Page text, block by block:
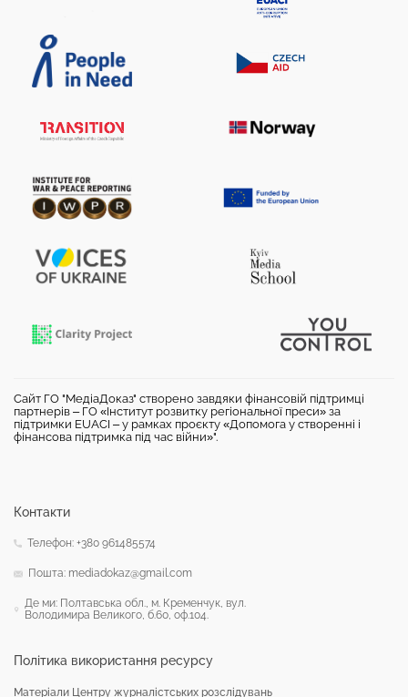
Сайт ГО "МедіаДоказ" створено завдяки фінансовій підтримці
партнерів – ГО «Інститут розвитку регіональної преси» за
підтримки EUACI – у рамках проєкту «Допомога у створенні і
фінансова підтримка під час війни»".
Політика використання ресурсу
Матеріали Центру журналістських розслідувань
Контакти
Телефон: +380 961485574
Пошта: mediadokaz@gmail.com
Де ми: Полтавська обл., м. Кременчук, вул.
Володимира Великого, б.60, оф.104.